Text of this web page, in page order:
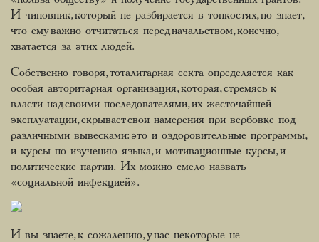
И чиновник, который не разбирается в тонкостях, но знает,
что ему важно отчитаться перед начальством, конечно,
хватается за этих людей.
Собственно говоря, тоталитарная секта определяется как
особая авторитарная организация, которая, стремясь к
власти над своими последователями, их жесточайшей
эксплуатации, скрывает свои намерения при вербовке под
различными вывесками: это и оздоровительные программы,
и курсы по изучению языка, и мотивационные курсы, и
политические партии. Их можно смело назвать
«социальной инфекцией».
И вы знаете, к сожалению, у нас некоторые не